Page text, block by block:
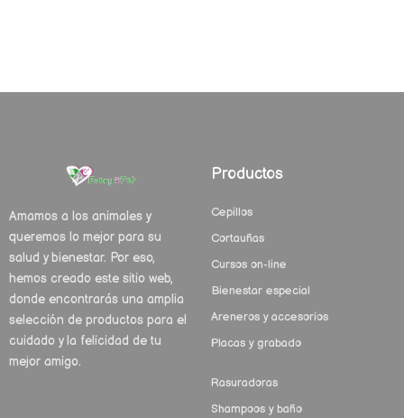
Amamos a los animales y
queremos lo mejor para su
salud y bienestar. Por eso,
hemos creado este sitio web,
donde encontrarás una amplia
selección de productos para el
cuidado y la felicidad de tu
mejor amigo.
Productos
Cepillos
Cortauñas
Cursos on-line
Bienestar especial
Areneros y accesorios
Placas y grabado
Rasuradoras
Shampoos y baño